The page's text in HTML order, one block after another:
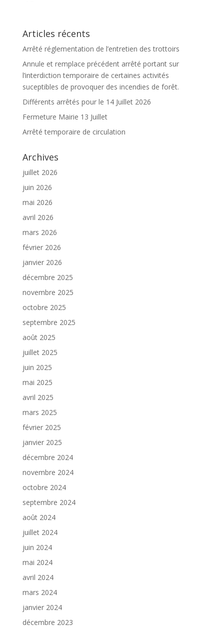
Articles récents
Arrêté réglementation de l’entretien des trottoirs
Annule et remplace précédent arrêté portant sur
l’interdiction temporaire de certaines activités
suceptibles de provoquer des incendies de forêt.
Différents arrêtés pour le 14 Juillet 2026
Fermeture Mairie 13 Juillet
Arrêté temporaire de circulation
Archives
juillet 2026
juin 2026
mai 2026
avril 2026
mars 2026
février 2026
janvier 2026
décembre 2025
novembre 2025
octobre 2025
septembre 2025
août 2025
juillet 2025
juin 2025
mai 2025
avril 2025
mars 2025
février 2025
janvier 2025
décembre 2024
novembre 2024
octobre 2024
septembre 2024
août 2024
juillet 2024
juin 2024
mai 2024
avril 2024
mars 2024
janvier 2024
décembre 2023